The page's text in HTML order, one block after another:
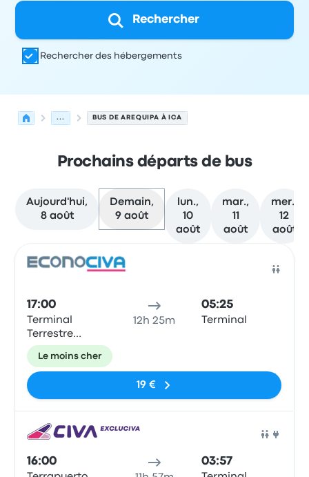
Rechercher
Rechercher des hébergements
... BUS DE AREQUIPA À ICA
Prochains départs de bus
Aujourd'hui,
8 août
Demain,
9 août
lun.,
10
août
mar.,
11
août
mer.,
12
août
17:00
Terminal
Terrestre
Arequipa
12h 25m
05:25
Terminal
Le moins cher
19 €
16:00 03:57